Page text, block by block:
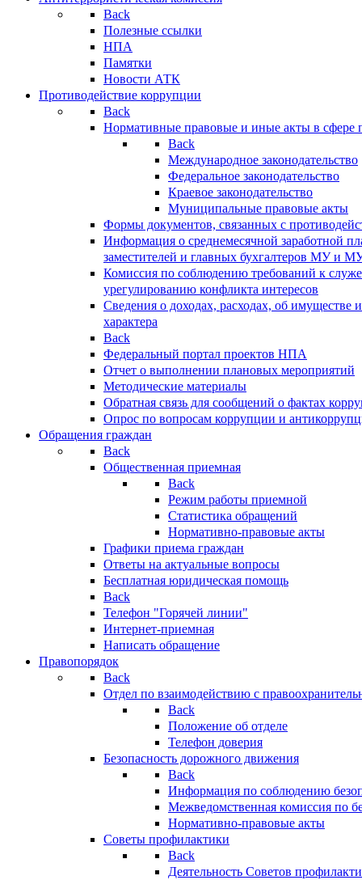
Back
Полезные ссылки
НПА
Памятки
Новости АТК
Противодействие коррупции
Back
Нормативные правовые и иные акты в сфере
Back
Международное законодательство
Федеральное законодательство
Краевое законодательство
Муниципальные правовые акты
Формы документов, связанных с
Информация о среднемесячной заработной
заместителей и главных бухгалтеров МУ и
Комиссия по соблюдению требований к
урегулированию конфликта интересов
Сведения о доходах, расходах, об имуществе
характера
Back
Федеральный портал проектов НПА
Отчет о выполнении плановых мероприятий
Методические материалы
Обратная связь для сообщений о фактах
Опрос по вопросам коррупции и
Обращения граждан
Back
Общественная приемная
Back
Режим работы приемной
Статистика обращений
Нормативно-правовые акты
Графики приема граждан
Ответы на актуальные вопросы
Бесплатная юридическая помощь
Back
Телефон "Горячей линии"
Интернет-приемная
Написать обращение
Правопорядок
Back
Отдел по взаимодействию с
Back
Положение об отделе
Телефон доверия
Безопасность дорожного движения
Back
Информация по соблюдению
Межведомственная комиссия по
Нормативно-правовые акты
Советы профилактики
Back
Деятельность Советов